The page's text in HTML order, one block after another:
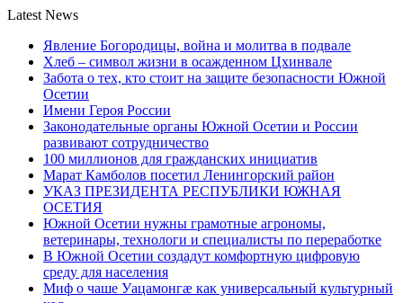
Latest News
Явление Богородицы, война и молитва в подвале
Хлеб – символ жизни в осажденном Цхинвале
Забота о тех, кто стоит на защите безопасности Южной
Осетии
Имени Героя России
Законодательные органы Южной Осетии и России
развивают сотрудничество
100 миллионов для гражданских инициатив
Марат Камболов посетил Ленингорский район
УКАЗ ПРЕЗИДЕНТА РЕСПУБЛИКИ ЮЖНАЯ
ОСЕТИЯ
Южной Осетии нужны грамотные агрономы,
ветеринары, технологи и специалисты по переработке
В Южной Осетии создадут комфортную цифровую
среду для населения
Миф о чаше Уацамонгæ как универсальный культурный